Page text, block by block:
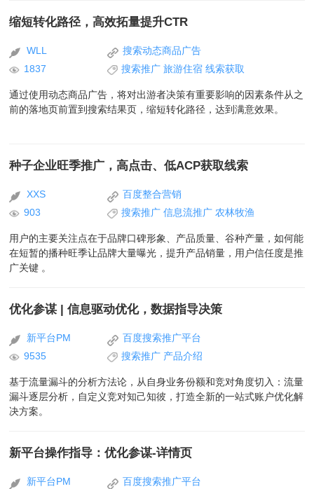
缩短转化路径，高效拓量提升CTR
WLL
搜索动态商品广告
1837
搜索推广 旅游住宿 线索获取
通过使用动态商品广告，将对出游者决策有重要影响的因素条件从之
前的落地页前置到搜索结果页，缩短转化路径，达到满意效果。
种子企业旺季推广，高点击、低ACP获取线索
XXS
百度整合营销
903
搜索推广 信息流推广 农林牧渔
用户的主要关注点在于品牌口碑形象、产品质量、谷种产量，如何能
在短暂的播种旺季让品牌大量曝光，提升产品销量，用户信任度是推
广关键 。
优化参谋 | 信息驱动优化，数据指导决策
新平台PM
百度搜索推广平台
9535
搜索推广 产品介绍
基于流量漏斗的分析方法论，从自身业务份额和竞对角度切入：流量
漏斗逐层分析，自定义竞对知己知彼，打造全新的一站式账户优化解
决方案。
新平台操作指导：优化参谋-详情页
新平台PM 百度搜索推广平台